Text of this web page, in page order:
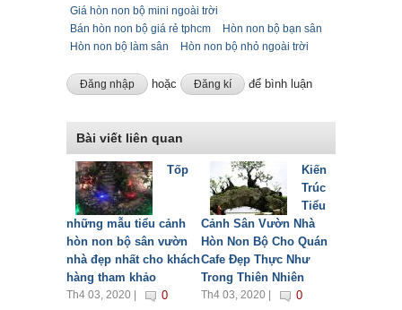
Giá hòn non bộ mini ngoài trời
Bán hòn non bộ giá rẻ tphcm
Hòn non bộ bạn sân
Hòn non bộ làm sân
Hòn non bộ nhỏ ngoài trời
Đăng nhập hoặc Đăng kí để bình luận
Bài viết liên quan
Tốp
những mẫu tiểu cảnh
hòn non bộ sân vườn
nhà đẹp nhất cho khách
hàng tham khảo
Th4 03, 2020 | 0
Kiến
Trúc
Tiểu
Cảnh Sân Vườn Nhà
Hòn Non Bộ Cho Quán
Cafe Đẹp Thực Như
Trong Thiên Nhiên
Th4 03, 2020 | 0